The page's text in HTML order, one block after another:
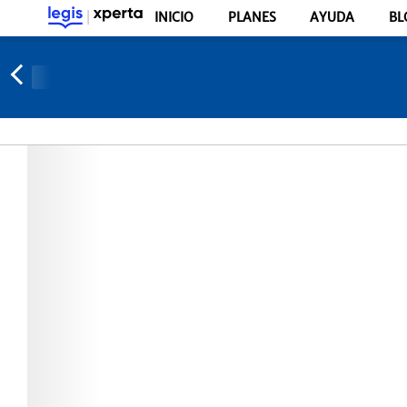
INICIO PLANES AYUDA